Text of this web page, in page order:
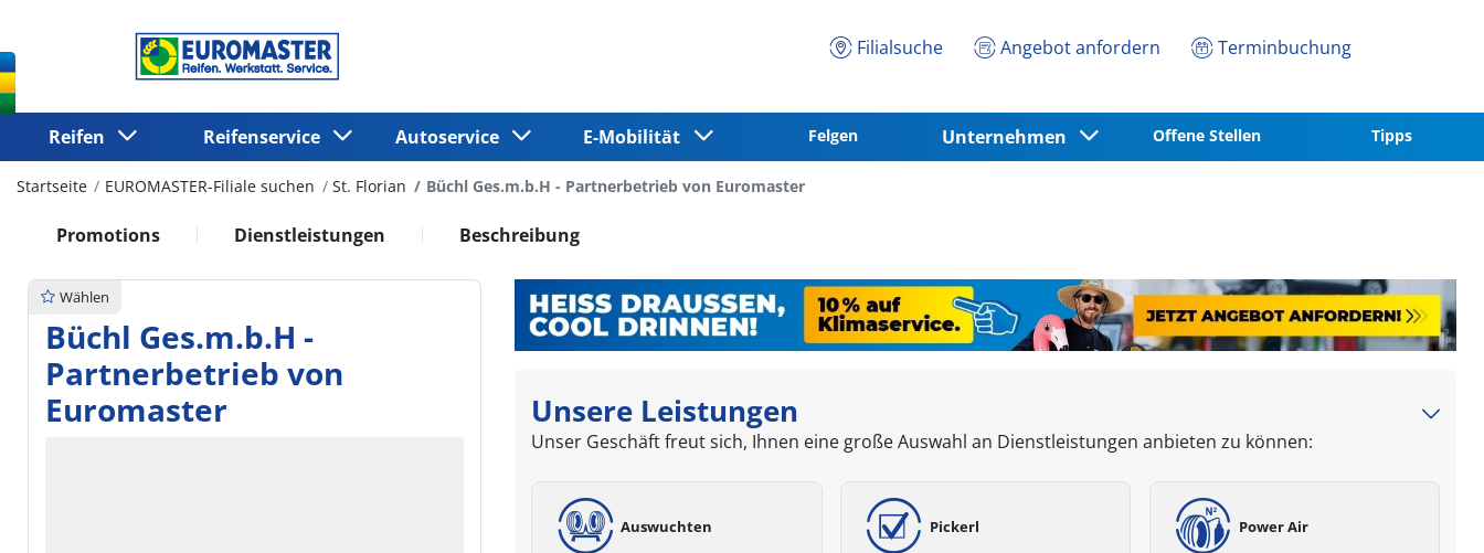
Filialsuche Angebot anfordern Terminbuchung
Reifen Reifenservice Autoservice E-Mobilität Felgen Unternehmen Offene Stellen Tipps
Startseite EUROMASTER-Filiale suchen St. Florian Büchl Ges.m.b.H - Partnerbetrieb von Euromaster
Promotions Dienstleistungen Beschreibung
Wählen
Büchl Ges.m.b.H -
Partnerbetrieb von
Euromaster
Unsere Leistungen
Unser Geschäft freut sich, Ihnen eine große Auswahl an Dienstleistungen anbieten zu können:
Auswuchten Pickerl Power Air